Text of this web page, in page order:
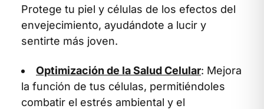
Protege tu piel y células de los efectos del
envejecimiento, ayudándote a lucir y
sentirte más joven.
Optimización de la Salud Celular: Mejora
la función de tus células, permitiéndoles
combatir el estrés ambiental y el